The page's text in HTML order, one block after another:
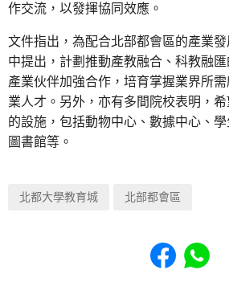
作交流，以發揮協同效應。
文件指出，為配合北部都會區的產業
中提出，計劃推動產教融合、科教融
產業伙伴加強合作，培育掌握業界所
業人才。另外，亦有多間院校表明，
的設施，包括動物中心、數據中心、
圖書館等。
北都大學教育城 北部都會區
Share toShare